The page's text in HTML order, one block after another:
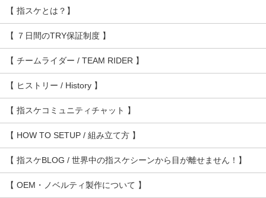
【 指スケとは？】
【 ７日間のTRY保証制度 】
【 チームライダー / TEAM RIDER 】
【 ヒストリー / History 】
【 指スケコミュニティチャット 】
【 HOW TO SETUP / 組み立て方 】
【 指スケBLOG / 世界中の指スケシーンから目が離せません！】
【 OEM・ノベルティ製作について 】